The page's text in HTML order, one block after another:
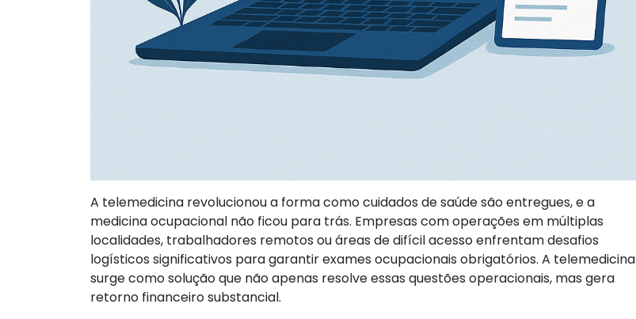
A telemedicina revolucionou a forma como cuidados de saúde são entregues, e a
medicina ocupacional não ficou para trás. Empresas com operações em múltiplas
localidades, trabalhadores remotos ou áreas de difícil acesso enfrentam desafios
logísticos significativos para garantir exames ocupacionais obrigatórios. A telemedicina
surge como solução que não apenas resolve essas questões operacionais, mas gera
retorno financeiro substancial.